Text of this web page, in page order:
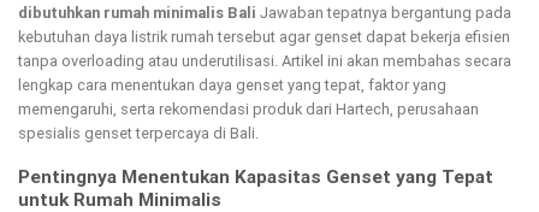
dibutuhkan rumah minimalis Bali Jawaban tepatnya bergantung pada
kebutuhan daya listrik rumah tersebut agar genset dapat bekerja efisien
tanpa overloading atau underutilisasi. Artikel ini akan membahas secara
lengkap cara menentukan daya genset yang tepat, faktor yang
memengaruhi, serta rekomendasi produk dari Hartech, perusahaan
spesialis genset terpercaya di Bali.
Pentingnya Menentukan Kapasitas Genset yang Tepat
untuk Rumah Minimalis